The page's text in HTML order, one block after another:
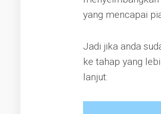
yang mencapai
Jadi jika anda
ke tahap yang
lanjut: